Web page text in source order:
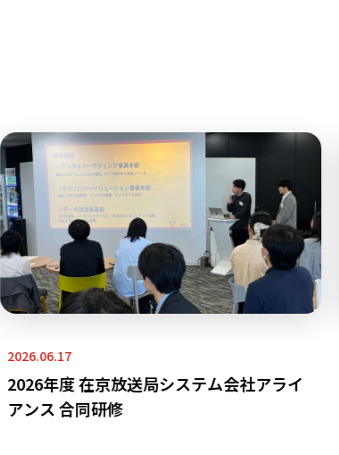
2026.06.17
2026年度 在京放送局システム会社アライ
アンス 合同研修